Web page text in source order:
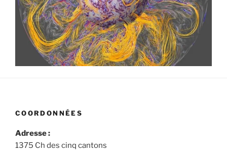
COORDONNÉES
Adresse :
1375 Ch des cinq cantons